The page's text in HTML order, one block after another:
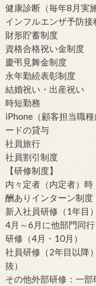
健康診断（毎年8月実
インフルエンザ予防接
財形貯蓄制度
資格合格祝い金制度
慶弔見舞金制度
永年勤続表彰制度
結婚祝い・出産祝い
時短勤務
iPhone（顧客担当職
ードの貸与
社員旅行
社員割引制度
【研修制度】
内々定者（内定者）
酬ありインターン制度
新入社員研修（1年目
4月～6月に他部門同
研修（4月・10月）
社員研修（2年目以降
抜）
その他外部研修：一